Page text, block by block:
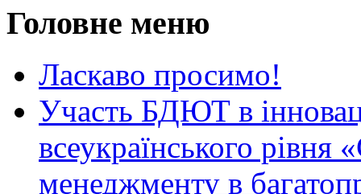
Головне меню
Ласкаво просимо!
Участь БДЮТ в
всеукраїнського рівня
менеджменту в